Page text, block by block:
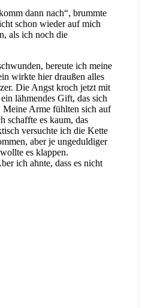
dann nach“, brummte
schon wieder auf mich
als ich noch die
bereute ich meine
wirkte hier draußen alles
Die Angst kroch jetzt mit
lähmendes Gift, das sich
Meine Arme fühlten sich auf
schaffte es kaum, das
versuchte ich die Kette
aber je ungeduldiger
es klappen.
ich ahnte, dass es nicht